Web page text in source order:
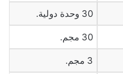
30 وحدة دولية.
30 مجم.
3 مجم.